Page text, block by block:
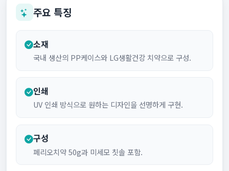
주요 특징
소재
국내 생산의 PP케이스와 LG생활건강 치약으로 구성.
인쇄
UV 인쇄 방식으로 원하는 디자인을 선명하게 구현.
구성
페리오치약 50g과 미세모 칫솔 포함.